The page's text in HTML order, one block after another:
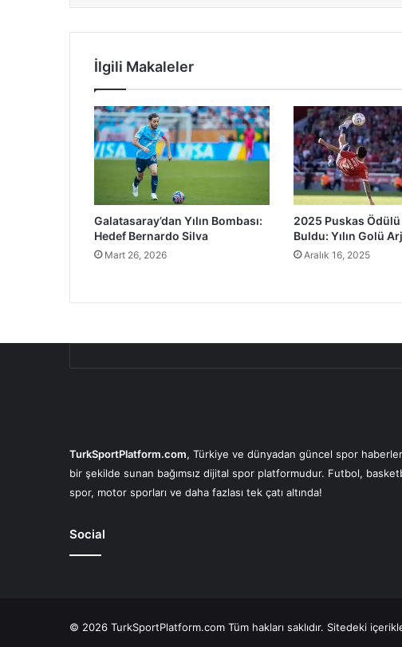
İlgili Makaleler
Galatasaray’dan Yılın Bombası:
Hedef Bernardo Silva
Mart 26, 2026
2025 Puskas
Buldu: Yılın Golü
Aralık 16, 2025
TurkSportPlatform.com, Türkiye ve dünyadan güncel spor
bir şekilde sunan bağımsız dijital spor platformudur. Futbol,
spor, motor sporları ve daha fazlası tek çatı altında!
Social
© 2026 TurkSportPlatform.com Tüm hakları saklıdır. Sitedeki